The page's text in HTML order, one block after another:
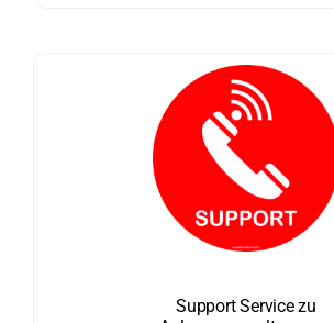
mehrere
Varianten
auf.
Die
Optionen
können
Support Service zu